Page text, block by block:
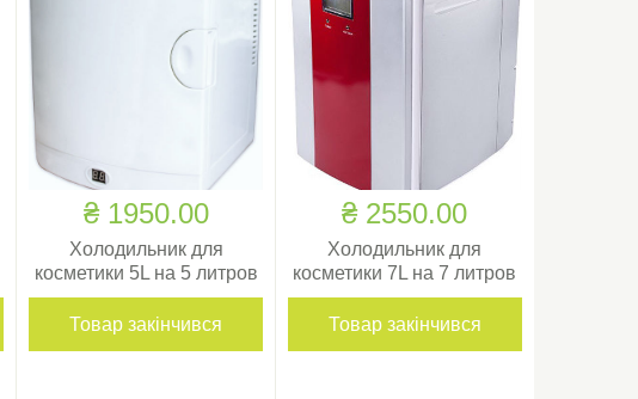
₴ 1950.00
Холодильник для
косметики 5L на 5 литров
Товар закінчився
₴ 2550.00
Холодильник для
косметики 7L на 7 литров
Товар закінчився